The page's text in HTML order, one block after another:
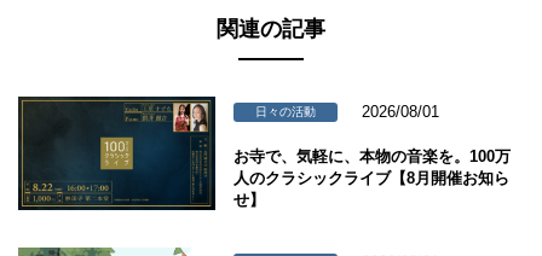
関連の記事
日々の活動 2026/08/01
お寺で、気軽に、本物の音楽を。100万
人のクラシックライブ【8月開催お知ら
せ】